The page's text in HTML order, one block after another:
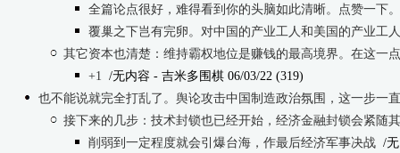
全篇论点很好，难得看到你的头脑如此清晰。点赞一下。提出一点建议，并不
覆巢之下岂有完卵。对中国的产业工人和美国的产业工
其它资本也清楚：维持霸权地位是赚钱的最高境界。在这一
+1 /无内容 - 吉米多围棋 06/03/22 (319)
也不能说就完全打乱了。舆论攻击中国制造政治氛围，这一步一
接下来的几步：技术封锁也已经开始，经济金融封锁会紧随
削弱到一定程度就会引爆台海，作最后经济军事决战 /